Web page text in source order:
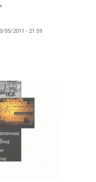
05/2011 - 21:59